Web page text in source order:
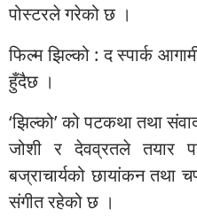
पोस्टरले गरेको छ ।
फिल्म झिल्को : द स्पार्क
हुँदैछ ।
‘झिल्को’ को पटकथा तथा
जोशी र देवव्रतले तयार
बज्राचार्यको छायांकन तथा
संगीत रहेको छ ।